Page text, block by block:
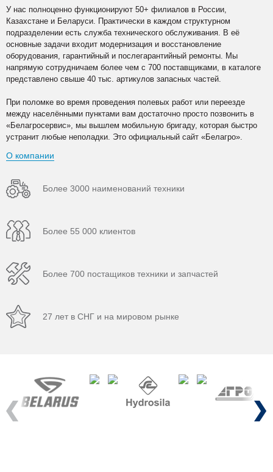
У нас полноценно функционируют 50+ филиалов в России,
Казахстане и Беларуси. Практически в каждом структурном
подразделении есть служба технического обслуживания. В её
основные задачи входит модернизация и восстановление
оборудования, гарантийный и послегарантийный ремонты. Мы
напрямую сотрудничаем более чем с 700 поставщиками, в каталоге
представлено свыше 40 тыс. артикулов запасных частей.
При поломке во время проведения полевых работ или переезде
между населёнными пунктами вам достаточно просто позвонить в
«Белагросервис», мы вышлем мобильную бригаду, которая быстро
устранит любые неполадки. Это официальный сайт «Белагро».
О компании
Более 3000 наименований техники
Более 55 000 клиентов
Более 700 постащиков техники и запчастей
27 лет в СНГ и на мировом рынке
Previous Next